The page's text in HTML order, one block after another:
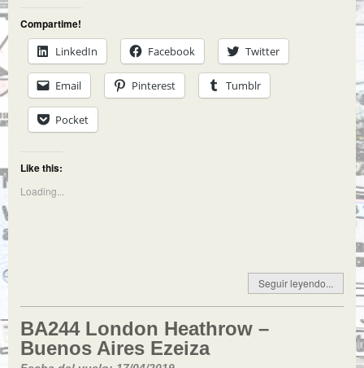
Compartime!
LinkedIn
Facebook Twitter
Email Pinterest Tumblr
Pocket
Like this:
Loading...
Seguir leyendo...
BA244 London Heathrow –
Buenos Aires Ezeiza